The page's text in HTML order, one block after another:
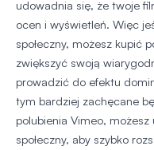
udowadnia się, że twoje
ocen i wyświetleń. Więc
społeczny, możesz kupić
zwiększyć swoją
prowadzić do efektu
tym bardziej zachęcane
polubienia Vimeo,
społeczny, aby szybko